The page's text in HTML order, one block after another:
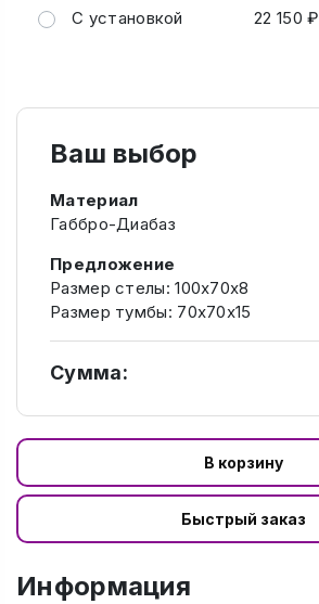
С установкой 22 150 ₽
Ваш выбор
Материал
Габбро-Диабаз
Предложение
Размер стелы: 100х70х8
Размер тумбы: 70х70х15
Сумма:
В корзину
Быстрый заказ
Информация